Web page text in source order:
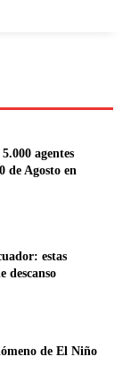
agentes
de Agosto en
estas
descanso
de El Niño